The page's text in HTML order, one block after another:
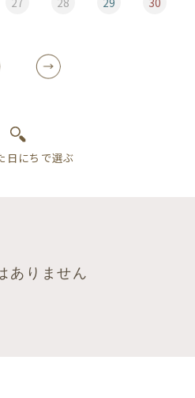
ありません